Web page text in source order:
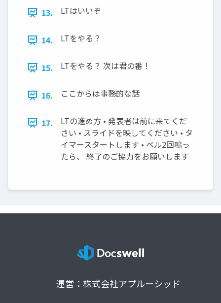
13. LTはいいぞ
14. LTをやる？
15. LTをやる？ 次は君の番！
16. ここからは事務的な話
17.
LTの進め方 • 発表者は前に来てくだ
さい • スライドを映してください • タ
イマースタートします • ベル2回鳴っ
たら、 終了のご協力をお願いします
運営：株式会社アプルーシッド